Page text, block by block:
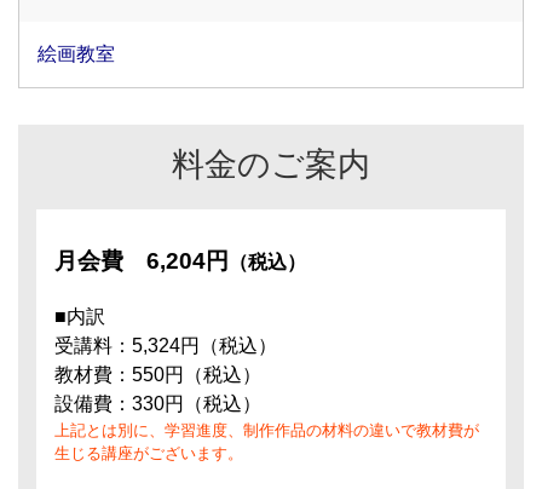
絵画教室
料金のご案内
月会費 6,204円 （税込）
■内訳
受講料：5,324円（税込）
教材費：550円（税込）
設備費：330円（税込）
上記とは別に、学習進度、制作作品の材料の違いで教材費が
生じる講座がございます。